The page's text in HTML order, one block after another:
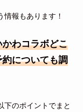
報もあります！
わコラボどこ
についても調
下のポイントでまと